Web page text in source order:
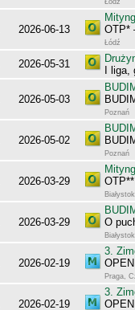
Łódź
2026-06-13
OTP*
Łódź
2026-05-31
I
2026-05-03
Poznań
2026-05-02
Poznań
2026-03-29
Białystok
2026-03-29
O
Białystok
2026-02-19
3.
Praga,
2026-02-19
3.